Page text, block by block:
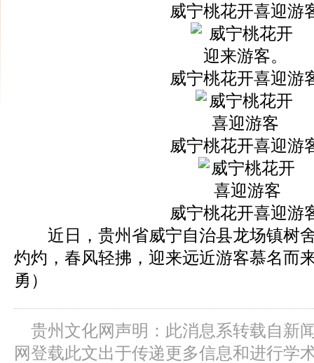
威宁桃花开喜迎游
威宁桃花开喜迎游
威宁桃花开喜迎游
威宁桃花开喜迎游
近日，贵州省威宁自治县龙场镇树
灼灼，春风轻拂，迎来远近游客慕名而
勇）
贵州文化网声明：此消息系转载自新
网登载此文出于传递更多信息和进行学